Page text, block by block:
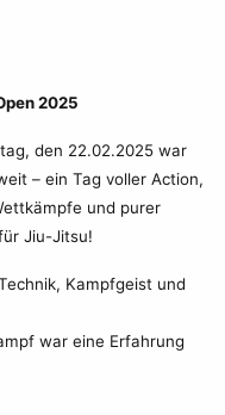
2025
den 22.02.2025 war
– ein Tag voller Action,
und purer
Jiu-Jitsu!
Kampfgeist und
war eine Erfahrung